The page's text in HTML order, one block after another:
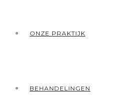
ONZE PRAKTIJK
BEHANDELINGEN